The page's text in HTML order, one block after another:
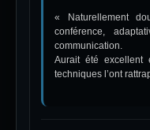
« Naturellement
conférence,
communication.
Aurait été excellent
techniques l’ont